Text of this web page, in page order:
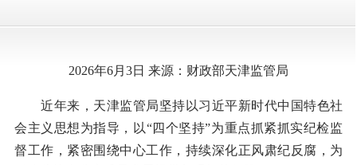
2026年6月3日 来源：财政部天津监管局
近年来，天津监管局坚持以习近平新时代中国特色社
会主义思想为指导，以“四个坚持”为重点抓紧抓实纪检监
督工作，紧密围绕中心工作，持续深化正风肃纪反腐，为